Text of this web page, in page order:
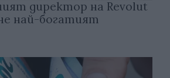
директор на Revolut
най-богатият